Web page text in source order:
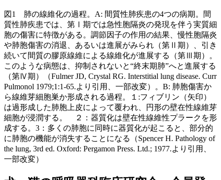
図1 肺の線維化の過程。A: 間質性肺疾患の4つの病期。間
質性肺疾患では、第Ⅰ期では急性胞隔炎の発現を伴う実質細
胞の傷害に特徴がある。調節因子の作用の結果、慢性胞隔炎
や肺胞傷害の消退、あるいは進展がみられ（第Ⅱ期）、引き
続いて間質の膠原線維による線維化が進展する（第Ⅲ期）。
このような病態は、抑制されないと“終末期肺”へと進展する
（第Ⅳ期）（Fulmer JD, Crystal RG. Interstitial lung disease. Curr
Pulmonol 1979;1:1-65.より引用、一部改変）。B: 肺胞傷害か
ら線維芽細胞巣か形成される過程。１:フィブリン（矢印）
は過形成した肺胞上皮によって覆われ、円形の壁在性線維芽
細胞が浸潤する。 ２：器質化は壁在性線維性プラークを形
成する。3：多くの肺胞に同時に器質化が起こると、部分的
に肺胞の機能が消失することになる（Spencer H. Pathology of
the lung, 3rd ed. Oxford: Pergamon Press. Ltd.; 1977.より引用、
一部改変）